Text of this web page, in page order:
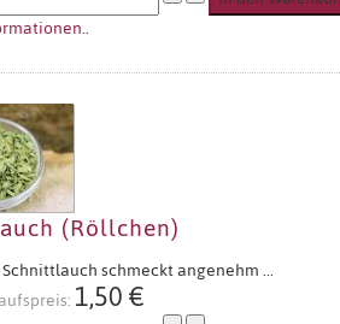
(Röllchen)
schmeckt angenehm ...
1,50 €